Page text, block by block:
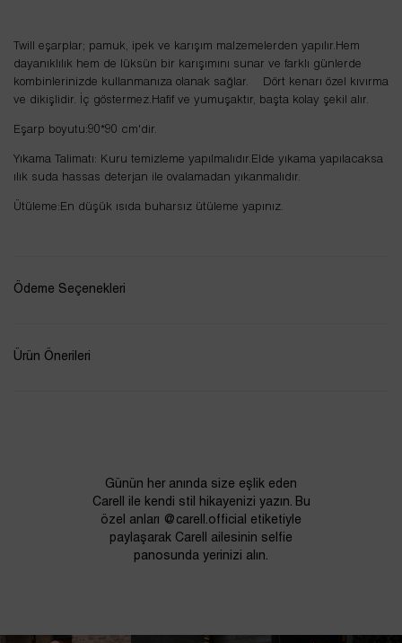
Twill eşarplar; pamuk, ipek ve karışım malzemelerden yapılır.Hem
dayanıklılık hem de lüksün bir karışımını sunar ve farklı günlerde
kombinlerinizde kullanmanıza olanak sağlar. Dört kenarı özel kıvırma
ve dikişlidir. İç göstermez.Hafif ve yumuşaktır, başta kolay şekil alır.
Eşarp boyutu:90*90 cm'dir.
Yıkama Talimatı: Kuru temizleme yapılmalıdır.Elde yıkama yapılacaksa
ılık suda hassas deterjan ile ovalamadan yıkanmalıdır.
Ütüleme:En düşük ısıda buharsız ütüleme yapınız.
Ödeme Seçenekleri
Ürün Önerileri
Günün her anında size eşlik eden
Carell ile kendi stil hikayenizi yazın. Bu
özel anları @carell.official etiketiyle
paylaşarak Carell ailesinin selfie
panosunda yerinizi alın.